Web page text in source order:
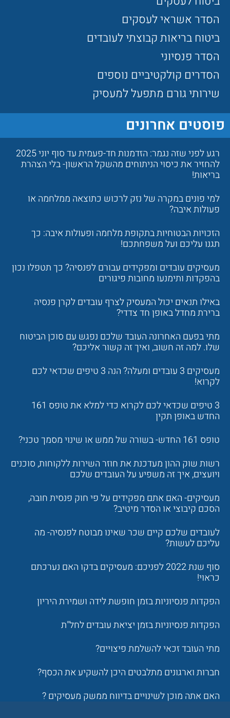
הסדר אשראי לעסקים
ביטוח בריאות קבוצתי לעובדים
הסדר פנסיוני
הסדרים קולקטיביים נוספים
שירותי גורם מתפעל למעסיק
פוסטים אחרונים
רגע לפני שזה נגמר: הזדמנות חד-פעמית עד סוף יוני 2025
להחזיר את כיסוי הניתוחים מהשקל הראשון- בלי הצהרת
בריאות!
למי פונים במקרה של נזק לרכוש כתוצאה ממלחמה או
פעולות איבה?
הזכויות הבטוחיות בתקופת מלחמה ופעולות איבה: כך
תגנו עליכם ועל משפחתכם!
מעסיקים עובדים ומפקידים עבורם לפנסיה? כך תטפלו נכון
בהפקדות ותימנעו מחובות פיגורים
באילו תנאים יכול המעסיק לצרף עובדים לקרן פנסיה
ברירת מחדל באופן חד צדדי?
מתי בפעם האחרונה העובד שלכם נפגש עם סוכן הביטוח
שלו. למה זה חשוב, ואיך זה קשור אליכם?
מעסיקים 3 עובדים ומעלה? הנה 3 טיפים שכדאי לכם
לקרוא!
3 טיפים שכדאי לכם לקרוא כדי למלא את טופס 161
החדש באופן תקין
טופס 161 החדש- בשורה של ממש או שינוי מסמך טכני?
רשות שוק ההון מעדכנת את חוזר השירות ללקוחות, סוכנים
ויועצים, איך זה משפיע על העובדים שלכם
מעסיקים- האם אתם מפקידים על פי חוק פנסית חובה,
הסכם קיבוצי או הסדר מיטיב?
לעובדים שלכם קיים שכר שאינו מבוטח לפנסיה- מה
עליכם לעשות?
סוף שנת 2022 לפניכם: מעסיקים בדקו האם נערכתם
כראוי!
הפקדות פנסיוניות בזמן חופשת לידה ושמירת היריון
הפקדות פנסיוניות בזמן יציאת עובדים לחל"ת
מתי העובד זכאי להשלמת פיצויים?
חברות וארגונים מתלבטים היכן להשקיע את הכסף?
האם אתה מוכן לשינויים בדיווח ממשק מעסיקים ?